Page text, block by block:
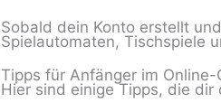
Sobald dein Konto erstellt
Spielautomaten, Tischspiele
Tipps für Anfänger im Online-
Hier sind einige Tipps, die dir